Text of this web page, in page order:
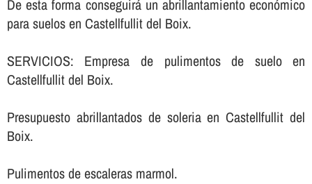
De esta forma conseguirá un abrillantamiento económico
para suelos en Castellfullit del Boix.
SERVICIOS: Empresa de pulimentos de suelo en
Castellfullit del Boix.
Presupuesto abrillantados de soleria en Castellfullit del
Boix.
Pulimentos de escaleras marmol.